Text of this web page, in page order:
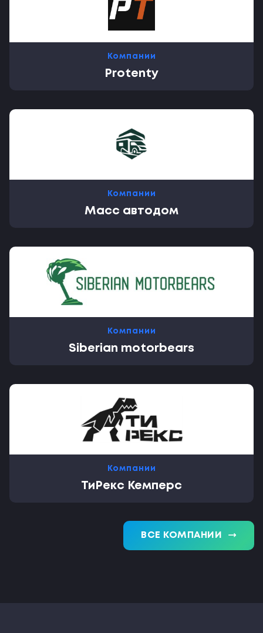
Компании
Protenty
Компании
Масс автодом
Компании
Siberian motorbears
Компании
ТиРекс Кемперс
ВСЕ КОМПАНИИ trending_flat